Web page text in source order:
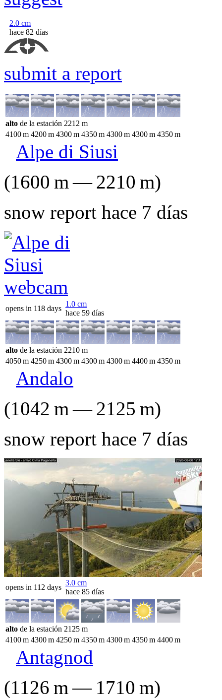
2.0 cm
hace 82 días
submit a report
alto de la estación 2212 m
4100m 4200m 4300m 4350m 4300m 4300m 4350m
Alpe di Siusi
(1600 m—2210 m)
snow report hace 7 días
opens in 118 days
1.0 cm
hace 59 días
alto de la estación 2210 m
4050m 4250m 4300m 4300m 4300m 4400m 4350m
Andalo
(1042 m—2125 m)
snow report hace 7 días
opens in 112 days
3.0 cm
hace 85 días
alto de la estación 2125 m
4100m 4300m 4250m 4350m 4300m 4350m 4400m
Antagnod
(1126 m— 1710 m)